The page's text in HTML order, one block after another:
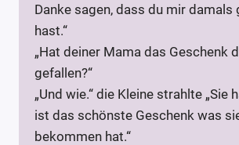
Danke sagen, dass du mir damals
hast.“
„Hat deiner Mama das Geschenk
gefallen?“
„Und wie.“ die Kleine strahlte „Sie
ist das schönste Geschenk was
bekommen hat.“